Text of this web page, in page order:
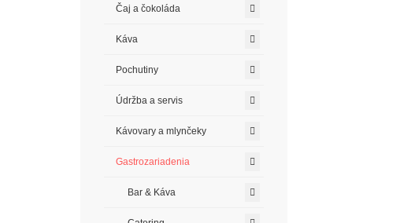
Čaj a čokoláda
Káva
Pochutiny
Údržba a servis
Kávovary a mlynčeky
Gastrozariadenia
Bar & Káva